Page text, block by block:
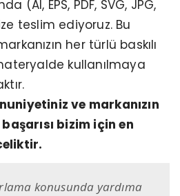
(AI, EPS, PDF, SVG, JPG,
teslim ediyoruz. Bu
her türlü baskılı
kullanılmaya
ve markanızın
bizim için en
konusunda yardıma